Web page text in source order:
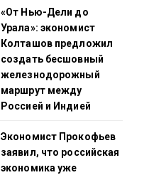
«От Нью-Дели до
Урала»: экономист
Колташов предложил
создать бесшовный
железнодорожный
маршрут между
Россией и Индией
Экономист Прокофьев
заявил, что российская
экономика уже